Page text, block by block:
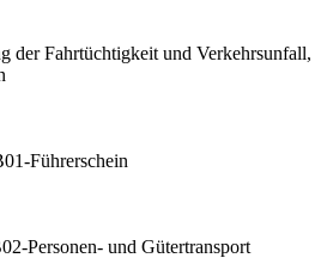
der Fahrtüchtigkeit und Verkehrsunfall,
Führerschein
Personen- und Gütertransport